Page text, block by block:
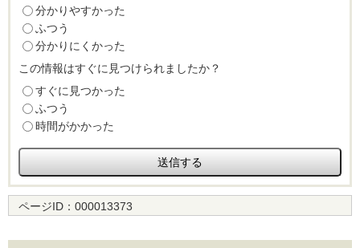
分かりやすかった
ふつう
分かりにくかった
この情報はすぐに見つけられましたか？
すぐに見つかった
ふつう
時間がかかった
ページID： 000013373